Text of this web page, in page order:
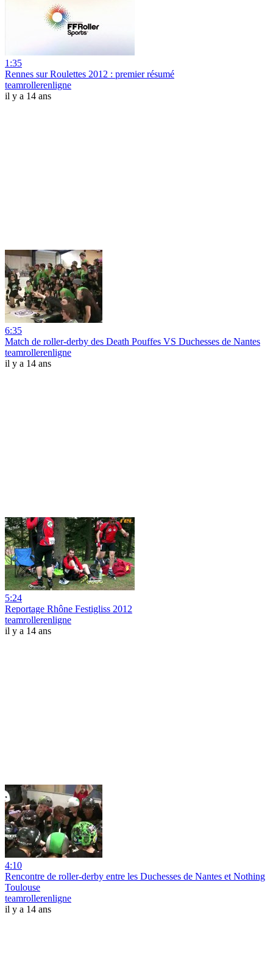
1:35
Rennes sur Roulettes 2012 : premier résumé
teamrollerenligne
il y a 14 ans
6:35
Match de roller-derby des Death Pouffes VS Duchesses de Nantes
teamrollerenligne
il y a 14 ans
5:24
Reportage Rhône Festigliss 2012
teamrollerenligne
il y a 14 ans
4:10
Rencontre de roller-derby entre les Duchesses de Nantes et Nothing
Toulouse
teamrollerenligne
il y a 14 ans